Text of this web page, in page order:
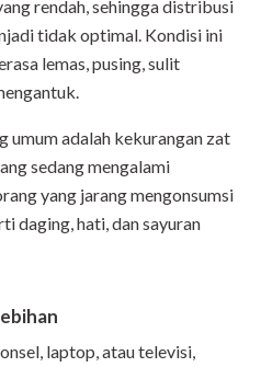
rendah, sehingga distribusi
tidak optimal. Kondisi ini
lemas, pusing, sulit
umum adalah kekurangan zat
sedang mengalami
yang jarang mengonsumsi
daging, hati, dan sayuran
laptop, atau televisi,